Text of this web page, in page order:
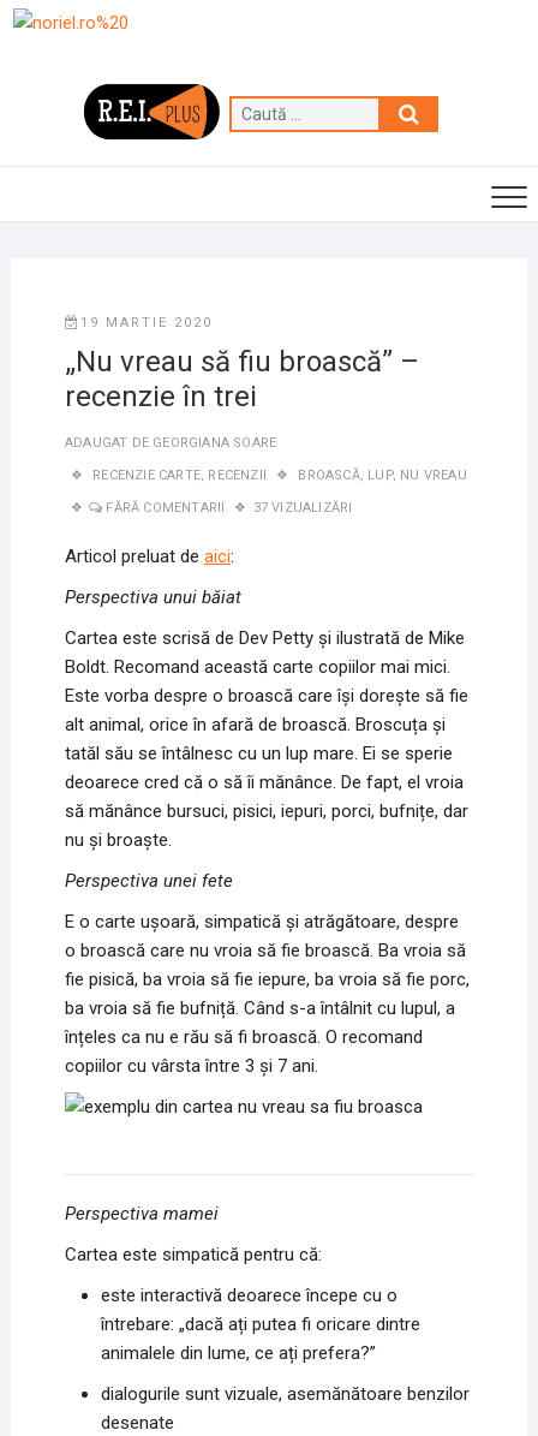
Skip
Caută
…
19 MARTIE 2020
„Nu vreau să fiu broască” –
recenzie în trei
ADAUGAT DE GEORGIANA SOARE
RECENZIE CARTE, RECENZII BROASCĂ, LUP, NU VREAU
FĂRĂ COMENTARII 37 VIZUALIZĂRI
Articol preluat de aici:
Perspectiva unui băiat
Cartea este scrisă de Dev Petty și ilustrată de Mike
Boldt. Recomand această carte copiilor mai mici.
Este vorba despre o broască care își dorește să fie
alt animal, orice în afară de broască. Broscuța și
tatăl său se întâlnesc cu un lup mare. Ei se sperie
deoarece cred că o să îi mănânce. De fapt, el vroia
să mănânce bursuci, pisici, iepuri, porci, bufnițe, dar
nu și broaște.
Perspectiva unei fete
E o carte ușoară, simpatică și atrăgătoare, despre
o broască care nu vroia să fie broască. Ba vroia să
fie pisică, ba vroia să fie iepure, ba vroia să fie porc,
ba vroia să fie bufniță. Când s-a întâlnit cu lupul, a
înțeles ca nu e rău să fi broască. O recomand
copiilor cu vârsta între 3 și 7 ani.
Perspectiva mamei
Cartea este simpatică pentru că:
este interactivă deoarece începe cu o
întrebare: „dacă ați putea fi oricare dintre
animalele din lume, ce ați prefera?”
dialogurile sunt vizuale, asemănătoare benzilor
desenate